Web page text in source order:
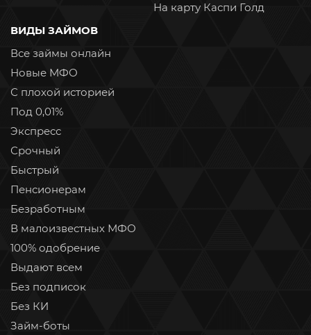
На карту Каспи Голд
ВИДЫ ЗАЙМОВ
Все займы онлайн
Новые МФО
С плохой историей
Под 0,01%
Экспресс
Срочный
Быстрый
Пенсионерам
Безработным
В малоизвестных МФО
100% одобрение
Выдают всем
Без подписок
Без КИ
Займ-боты